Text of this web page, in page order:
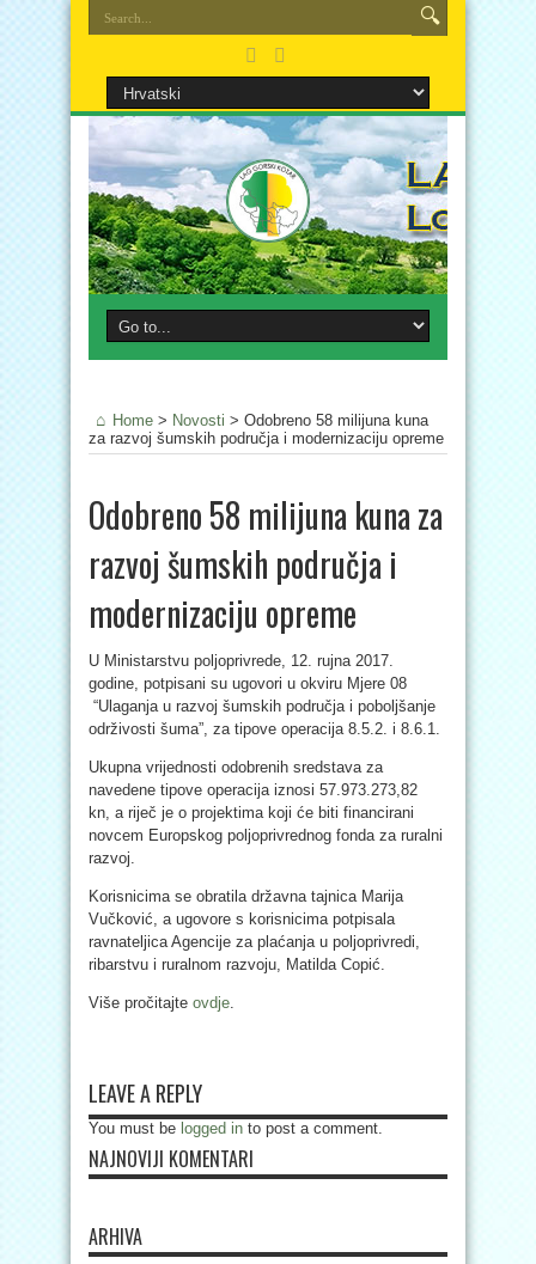
Home > Novosti > Odobreno 58 milijuna kuna
za razvoj šumskih područja i modernizaciju opreme
Odobreno 58 milijuna kuna za
razvoj šumskih područja i
modernizaciju opreme
U Ministarstvu poljoprivrede, 12. rujna 2017.
godine, potpisani su ugovori u okviru Mjere 08
“Ulaganja u razvoj šumskih područja i poboljšanje
održivosti šuma”, za tipove operacija 8.5.2. i 8.6.1.
Ukupna vrijednosti odobrenih sredstava za
navedene tipove operacija iznosi 57.973.273,82
kn, a riječ je o projektima koji će biti financirani
novcem Europskog poljoprivrednog fonda za ruralni
razvoj.
Korisnicima se obratila državna tajnica Marija
Vučković, a ugovore s korisnicima potpisala
ravnateljica Agencije za plaćanja u poljoprivredi,
ribarstvu i ruralnom razvoju, Matilda Copić.
Više pročitajte ovdje.
LEAVE A REPLY
You must be logged in to post a comment.
NAJNOVIJI KOMENTARI
ARHIVA